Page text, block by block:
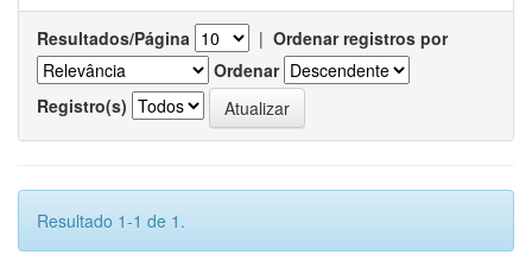
Resultados/Página | Ordenar registros por
Ordenar
Registro(s)
Resultado 1-1 de 1.